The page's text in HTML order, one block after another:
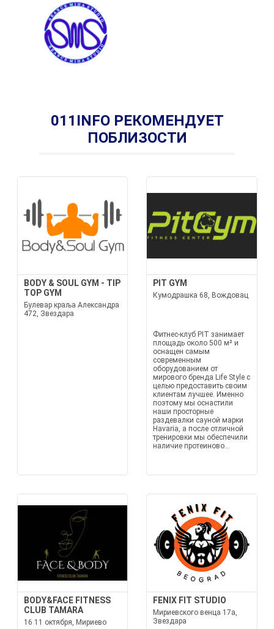
011INFO РЕКОМЕНДУЕТ
ПОБЛИЗОСТИ
BODY & SOUL GYM - TIP
TOP GYM
Булевар краља Александра
472, Звездара
PIT GYM
Кумодрашка 68, Вождовац
Фитнес-клуб PIT занимает
площадь около 500 м² и
оснащен самым
современным
оборудованием от
мирового бренда Life Style с
целью предоставить своим
клиентам лучшее. Именно
поэтому мы оснастили
наши просторные
раздевалки сауной марки
Havaria, а после отличной
тренировки мы обеспечили
наличие протеиново...
BODY&FACE FITNESS
CLUB TAMARA
16 11 октября, Мириево
FENIX FIT STUDIO
Мириевского венца 17а,
Звездара